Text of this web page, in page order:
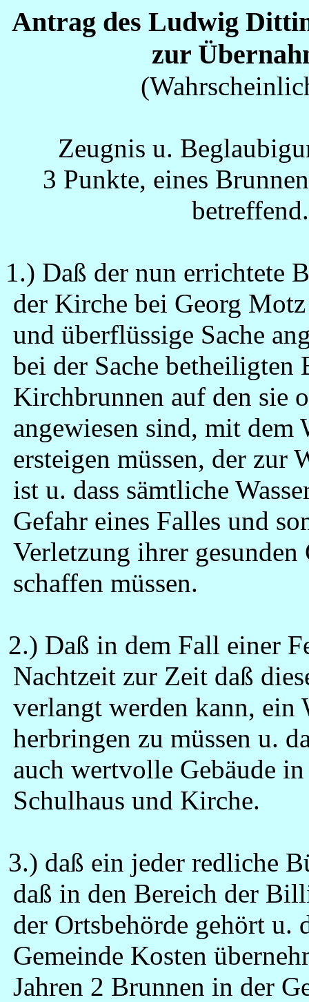
Antrag des Ludwig
zur
Zeugnis u.
3 Punkte, eines
1.) Daß der nun errichtete
der Kirche bei Georg
und überflüssige Sache
bei der Sache betheiligten
Kirchbrunnen auf den sie
angewiesen sind, mit dem
ersteigen müssen, der zur
ist u. dass sämtliche
Gefahr eines Falles und
Verletzung ihrer
schaffen müssen.
2.) Daß in dem Fall einer
Nachtzeit zur Zeit daß
verlangt werden kann, ein
herbringen zu müssen u.
auch wertvolle Gebäude
Schulhaus und Kirche.
3.) daß ein jeder redliche
daß in den Bereich der
der Ortsbehörde gehört u.
Gemeinde Kosten
Jahren 2 Brunnen in der